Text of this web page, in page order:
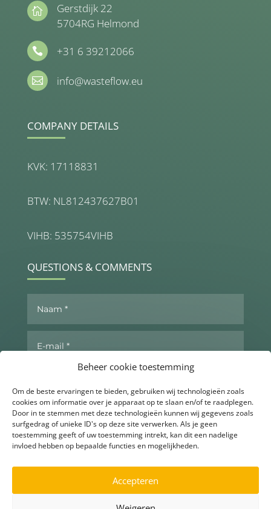
Beheer cookie toestemming
Om de beste ervaringen te bieden, gebruiken wij technologieën zoals
cookies om informatie over je apparaat op te slaan en/of te raadplegen.
Door in te stemmen met deze technologieën kunnen wij gegevens zoals
surfgedrag of unieke ID's op deze site verwerken. Als je geen
toestemming geeft of uw toestemming intrekt, kan dit een nadelige
invloed hebben op bepaalde functies en mogelijkheden.
Accepteren

Gerstdijk 22
5704RG Helmond
 +31 6 39212066
 info@wasteflow.eu
COMPANY DETAILS
KVK: 17118831
BTW: NL812437627B01
VIHB: 535754VIHB
QUESTIONS & COMMENTS